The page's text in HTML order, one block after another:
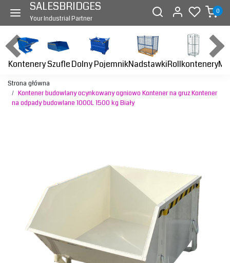
SALESBRIDGES
Your Industrial Partner
0
KontenerySzufleDolny PojemnikNadstawkiRollkontenery
Strona główna
Kontener budowlany ocynkowany ogniowo Kontener na gruz Kontener
na odpady budowlane 1000L 1500 kg Biały
Previous